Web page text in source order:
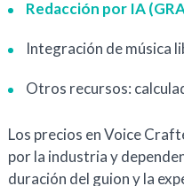
Redacción por IA
Integración de música
Otros recursos:
Los precios en Voice
por la industria y
duración del guion y la